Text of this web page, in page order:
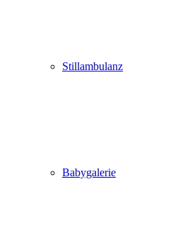
Stillambulanz
Babygalerie